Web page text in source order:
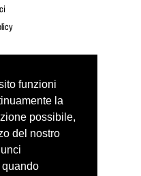
funzioni
la
possibile,
del nostro
quando
funzioni
la
possibile,
del nostro
quando
InstagramYouTube
offerte e novità!